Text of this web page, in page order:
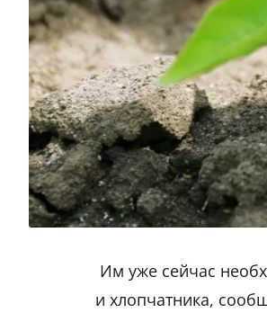
Им уже сейчас
и хлопчатника,